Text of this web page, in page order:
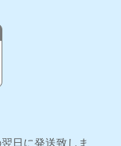
日に発送致しま